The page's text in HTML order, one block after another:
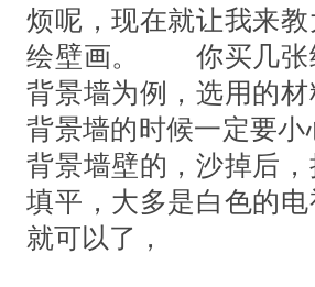
烦呢，现在就让我来
绘壁画。 你买几张
背景墙为例，选用的
背景墙的时候一定要
背景墙壁的，沙掉后
填平，大多是白色的
就可以了，